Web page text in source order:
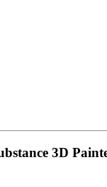
3D